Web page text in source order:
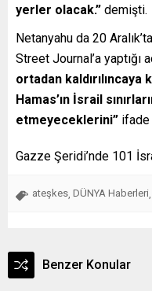
yerler olacak.” demişti.
Netanyahu da 20
Street Journal’a yaptığı
ortadan
Hamas’ın İsrail
etmeyeceklerini”
Gazze Şeridi’nde 101
ateşkes DÜNYA Haberleri
Benzer Konular